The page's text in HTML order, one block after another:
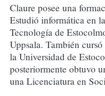
Claure posee una
Estudió informática en
Tecnología de
Uppsala. También
la Universidad de
posteriormente obtuvo
una Licenciatura en